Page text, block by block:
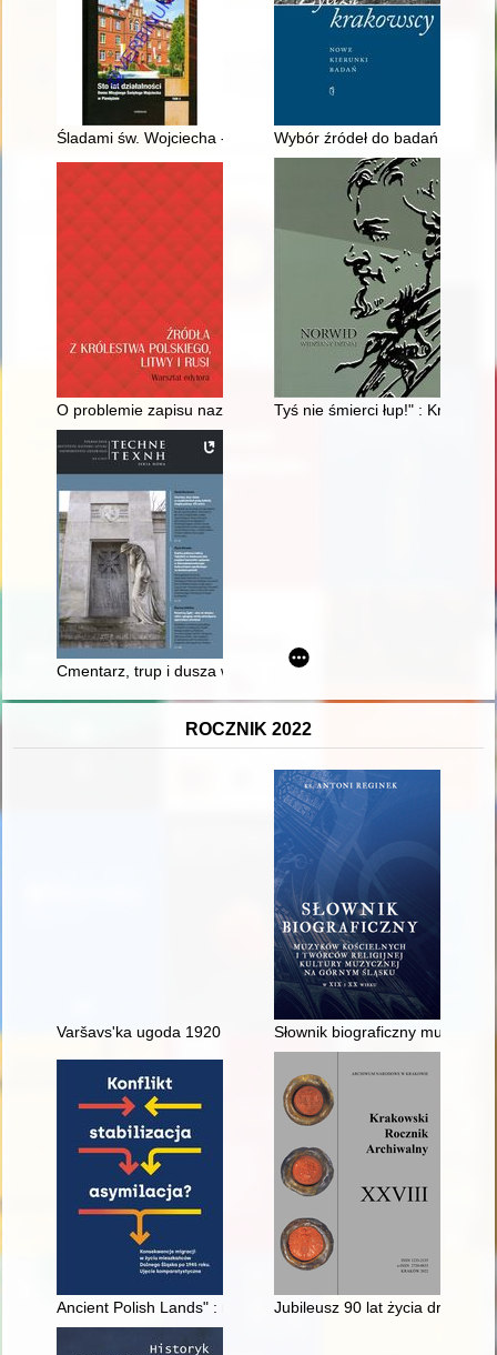
Śladami św. Wojciecha - Adalberta i jeszcze dalej
Wybór źródeł do badań
O problemie zapisu nazw osobowych w tłumaczeniach na
Tyś nie śmierci łup!" : Krasiński
Cmentarz, trup i dusza w wyobrażeniach prasy kaliskiej drugiej
ROCZNIK 2022
Varšavs'ka ugoda 1920 roku Ukraïni ì Pol'ŝì : ìstorìâ
Słownik biograficzny
Ancient Polish Lands" : narratives of "Polskość" in the Silesian
Jubileusz 90 lat życia dr Janiny